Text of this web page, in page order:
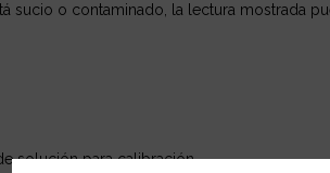
sucio o contaminado, la lectura mostrada
solución para calibración